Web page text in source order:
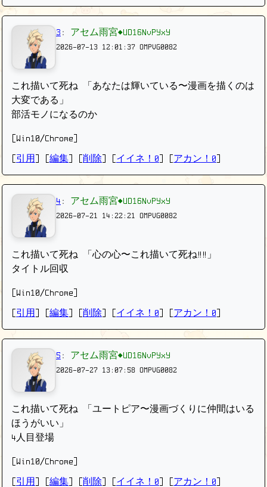
3 : アセム雨宮◆UD16NvPYxY
2026-07-13 12:01:37 OMPVG0082
これ描いて死ね 「あなたは輝いている〜漫画を描くのは
大変である」
部活モノになるのか
[Win10/Chrome]
引用 編集 削除 イイネ！0 アカン！0
4 : アセム雨宮◆UD16NvPYxY
2026-07-21 14:22:21 OMPVG0082
これ描いて死ね 「心の心〜これ描いて死ね‼︎‼︎」
タイトル回収
[Win10/Chrome]
引用 編集 削除 イイネ！0 アカン！0
5 : アセム雨宮◆UD16NvPYxY
2026-07-27 13:07:58 OMPVG0082
これ描いて死ね 「ユートピア〜漫画づくりに仲間はいる
ほうがいい」
4人目登場
[Win10/Chrome]
引用 編集 削除 イイネ！0 アカン！0